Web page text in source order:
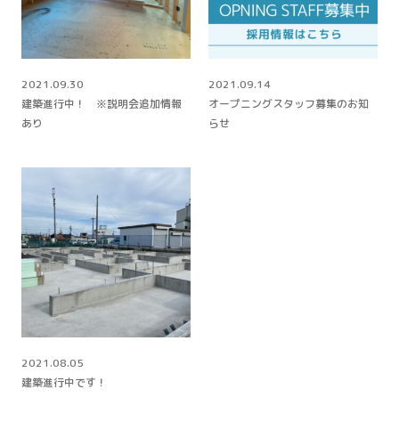
2021.09.30
建築進行中！ ※説明会追加情報
あり
2021.09.14
オープニングスタッフ募集のお知
らせ
2021.08.05
建築進行中です！